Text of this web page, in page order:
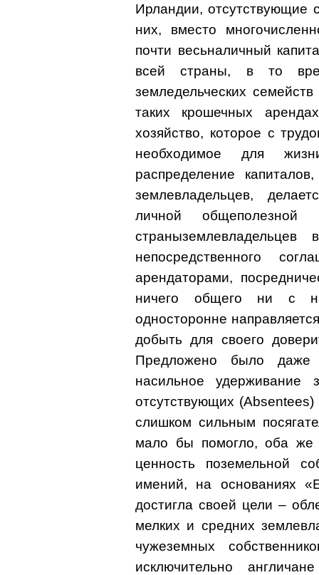
Ирландии, отсутствующие
них, вместо
почти весьналичный
всей страны, в то
земледельческих
таких крошечных
хозяйство, которое с
необходимое для
распределение
землевладельцев,
личной общеполезной
непосредственного
арендаторами,
ничего общего ни с
односторонне
добыть для своего
Предложено было даже
насильное удерживание
отсутствующих
слишком сильным
мало бы помогло, оба же
ценность поземельной
имений, на основаниях
достигла своей цели –
мелких и средних
чужеземных
исключительно